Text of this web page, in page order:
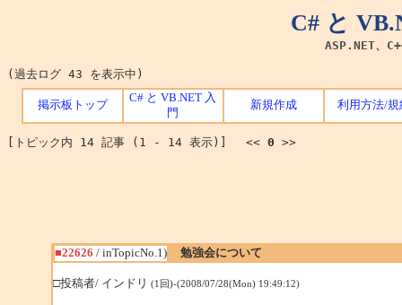
C# と
ASP.NET、
(過去ログ 43 を表示中)
掲示板トップ
C# と VB.NET 入
門
新規作成 利用方法/規
[トピック内 14 記事 (1 - 14 表示)] << 0 >>
■22626 / inTopicNo.1) 勉強会について
□投稿者/ インドリ (1回)-(2008/07/28(Mon) 19:49:12)